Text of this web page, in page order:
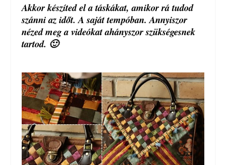
Akkor készíted el a táskákat, amikor rá tudod
szánni az időt. A saját tempóban. Annyiszor
nézed meg a videókat ahányszor szükségesnek
tartod. 🙂